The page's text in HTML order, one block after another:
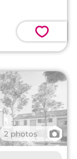
💗
2 photos 📷